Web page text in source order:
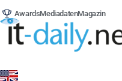
AwardsMediadatenMagazin